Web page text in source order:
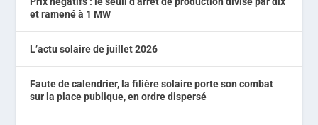
et ramené à 1 MW
L’actu solaire de juillet 2026
Faute de calendrier, la filière solaire porte son combat
sur la place publique, en ordre dispersé